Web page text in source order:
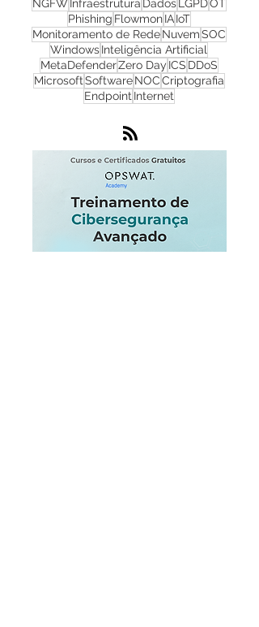
RedesFirewallWhatsUp Gold Check Point
CibersegurançaCloudZero Trust
NGFWInfraestruturaDadosLGPDOT
PhishingFlowmonIAIoT
Monitoramento de RedeNuvemSOC
WindowsInteligência Artificial
MetaDefenderZero DayICS
EndpointInternet